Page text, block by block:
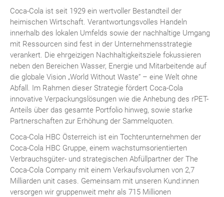
Coca-Cola ist seit 1929 ein wertvoller Bestandteil der
heimischen Wirtschaft. Verantwortungsvolles Handeln
innerhalb des lokalen Umfelds sowie der nachhaltige Umgang
mit Ressourcen sind fest in der Unternehmensstrategie
verankert. Die ehrgeizigen Nachhaltigkeitsziele fokussieren
neben den Bereichen Wasser, Energie und Mitarbeitende auf
die globale Vision „World Without Waste“ – eine Welt ohne
Abfall. Im Rahmen dieser Strategie fördert Coca-Cola
innovative Verpackungslösungen wie die Anhebung des rPET-
Anteils über das gesamte Portfolio hinweg, sowie starke
Partnerschaften zur Erhöhung der Sammelquoten.
Coca-Cola HBC Österreich ist ein Tochterunternehmen der
Coca-Cola HBC Gruppe, einem wachstumsorientierten
Verbrauchsgüter- und strategischen Abfüllpartner der The
Coca-Cola Company mit einem Verkaufsvolumen von 2,7
Milliarden unit cases. Gemeinsam mit unseren Kund:innen
versorgen wir gruppenweit mehr als 715 Millionen